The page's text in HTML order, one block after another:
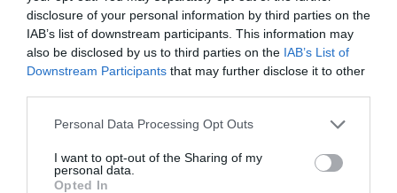
disclosure of your personal information by third parties on the
IAB’s list of downstream participants. This information may
also be disclosed by us to third parties on the IAB’s List of
Downstream Participants that may further disclose it to other
Personal Data Processing Opt Outs
I want to opt-out of the Sharing of my
personal data.
Opted In
βιβλίου”. Ο Στεφανάκης δεν εξαντλεί την εξιστόρηση
στην καταγραφή γεγονότων και στην ανάλυση
προσώπων. Προσθέτει και εναποθέτει τις δικές του
προσλαμβάνουσες και τις δικές του ιδέες δίνοντας σε
όλους εμάς την χαρά της ανάγνωσης και την ανάγκη της
δημιουργίας όποια και αν είναι αυτή?
“Η αγάπη ερμηνεύει το παράλογο και νουθετεί την εξέγερση”